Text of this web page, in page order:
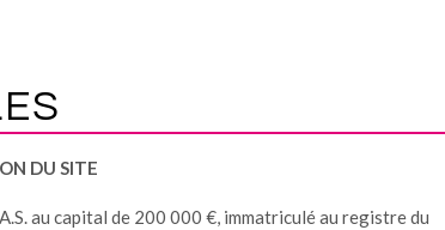
DU SITE
au capital de 200 000 €, immatriculé au registre du